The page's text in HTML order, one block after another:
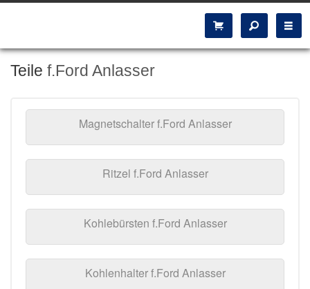
Teile f.Ford Anlasser
Magnetschalter f.Ford Anlasser
Ritzel f.Ford Anlasser
Kohlebürsten f.Ford Anlasser
Kohlenhalter f.Ford Anlasser